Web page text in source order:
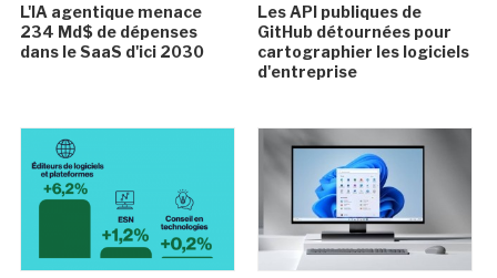
L'IA agentique menace
234 Md$ de dépenses
dans le SaaS d'ici 2030
Les API publiques de
GitHub détournées pour
cartographier les logiciels
d'entreprise